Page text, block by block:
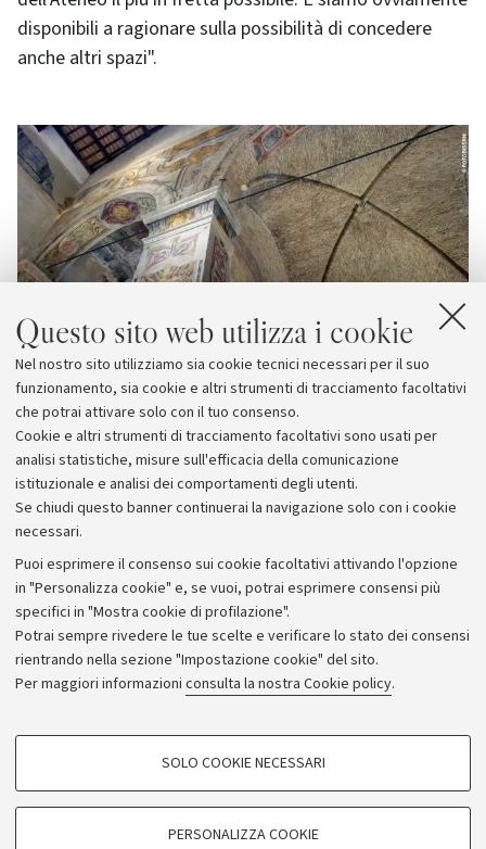
Questo sito web utilizza i cookie
Nel nostro sito utilizziamo sia cookie tecnici necessari per il suo
funzionamento, sia cookie e altri strumenti di tracciamento facoltativi
che potrai attivare solo con il tuo consenso.
Cookie e altri strumenti di tracciamento facoltativi sono usati per
analisi statistiche, misure sull'efficacia della comunicazione
istituzionale e analisi dei comportamenti degli utenti.
Se chiudi questo banner continuerai la navigazione solo con i cookie
necessari.
Puoi esprimere il consenso sui cookie facoltativi attivando l'opzione
in "Personalizza cookie" e, se vuoi, potrai esprimere consensi più
specifici in "Mostra cookie di profilazione".
Potrai sempre rivedere le tue scelte e verificare lo stato dei consensi
rientrando nella sezione "Impostazione cookie" del sito.
Per maggiori informazioni consulta la nostra Cookie policy.
COOKIE DI PROFILAZIONE - FACOLTATIVI
SOLO COOKIE NECESSARI
PERSONALIZZA COOKIE
disponibili a ragionare sulla possibilità di concedere
anche altri spazi".
Archivio
Comunicati stampa
Redazione
Rassegna stampa
© Copyright 2026 - ALMA MATER STUDIORUM - Università di